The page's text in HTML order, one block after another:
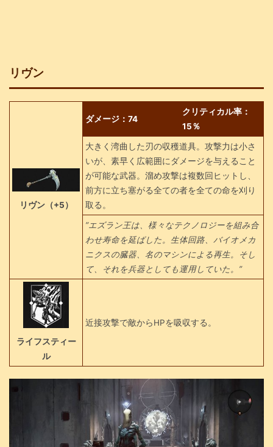
リヴン
リヴン（+5）
ダメージ：74
クリティカル率：
15％
大きく湾曲した刃の収穫道具。攻撃力は小さ
いが、素早く広範囲にダメージを与えること
が可能な武器。溜め攻撃は複数回ヒットし、
前方に立ち塞がる全ての者を全ての命を刈り
取る。
”エズラン王は、様々なテクノロジーを組み合
わせ寿命を延ばした。生体回路、バイオメカ
ニクスの臓器、名のマシンによる再生。そし
て、それを兵器としても運用していた。”
ライフスティー
ル
近接攻撃で敵からHPを吸収する。